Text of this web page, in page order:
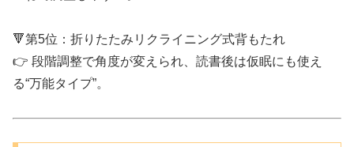
🔻第5位：折りたたみリクライニング式背もたれ
👉 段階調整で角度が変えられ、読書後は仮眠にも使え
る“万能タイプ”。